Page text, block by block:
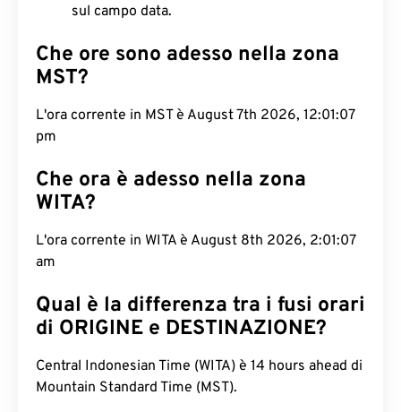
sul campo data.
Che ore sono adesso nella zona
MST?
L'ora corrente in MST è August 7th 2026, 12:01:08
pm
Che ora è adesso nella zona
WITA?
L'ora corrente in WITA è August 8th 2026, 2:01:08
am
Qual è la differenza tra i fusi orari
di ORIGINE e DESTINAZIONE?
Central Indonesian Time (WITA) è 14 hours ahead di
Mountain Standard Time (MST).